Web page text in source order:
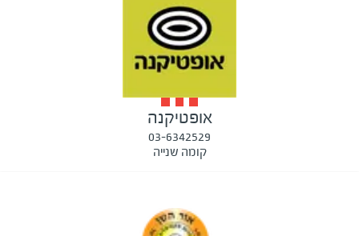
אופטיקנה
03-6342529
קומה שנייה